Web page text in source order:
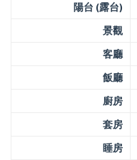
陽台 (露台)
景觀
客廳
飯廳
廚房
套房
睡房